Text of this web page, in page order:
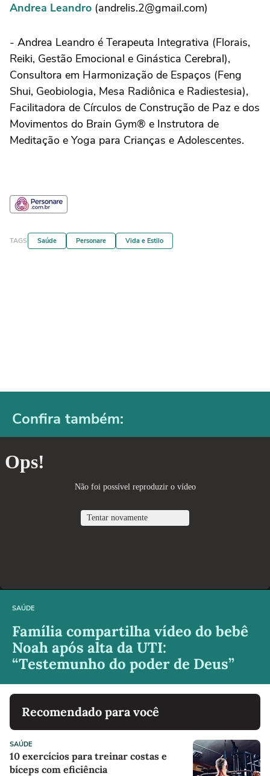
Andrea Leandro (andrelis.2@gmail.com)
- Andrea Leandro é Terapeuta Integrativa (Florais,
Reiki, Gestão Emocional e Ginástica Cerebral),
Consultora em Harmonização de Espaços (Feng
Shui, Geobiologia, Mesa Radiônica e Radiestesia),
Facilitadora de Círculos de Construção de Paz e dos
Movimentos do Brain Gym® e Instrutora de
Meditação e Yoga para Crianças e Adolescentes.
TAGS Saúde Personare Vida e Estilo
Confira também:
SAÚDE
Família compartilha vídeo do bebê
Noah após alta da UTI:
“Testemunho do poder de Deus”
Recomendado para você
SAÚDE
10 exercícios para treinar costas e
bíceps com eficiência